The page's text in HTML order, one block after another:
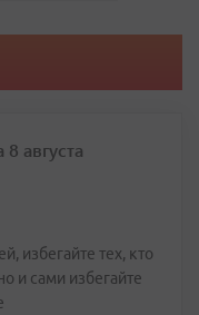
августа
избегайте тех, кто
и сами избегайте